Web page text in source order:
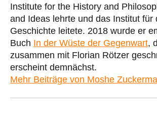
Institute for the History and
and Ideas lehrte und das Institut für
Geschichte leitete. 2018 wurde er
Buch In der Wüste der Gegenwart,
zusammen mit Florian Rötzer
erscheint demnächst.
Mehr Beiträge von Moshe